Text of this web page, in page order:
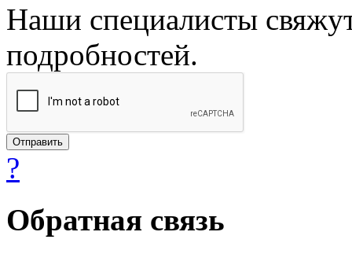
Наши специалисты
подробностей.
?
Обратная связь